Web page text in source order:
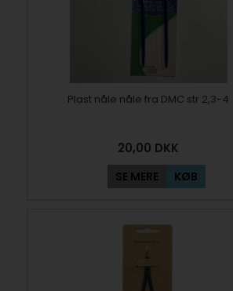
Plast nåle nåle fra DMC str 2,3-4
20,00 DKK
SE MERE KØB